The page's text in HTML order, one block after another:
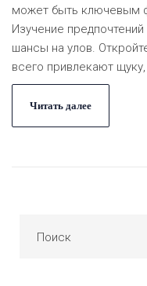
может быть ключевым
Изучение
шансы на улов.
всего привлекают
использовать
практические советы
акцентом на
Читать далее